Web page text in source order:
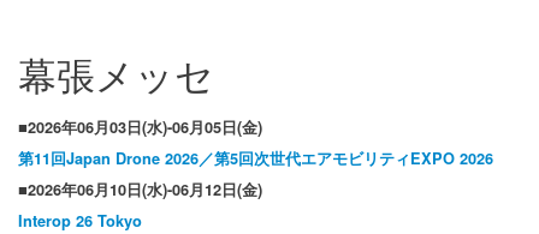
幕張メッセ
■2026年06月03日(水)-06月05日(金)
第11回Japan Drone 2026／第5回次世代エアモビリティEXPO 2026
■2026年06月10日(水)-06月12日(金)
Interop 26 Tokyo